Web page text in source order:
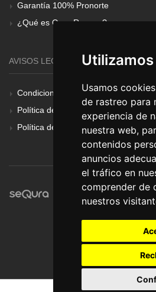
Usamos
de rastreo para
experiencia de
nuestra web,
contenidos
anuncios
el tráfico en
comprender de
nuestros
Garantía 100% Pronorte
¿Qué es Gear Renove?
AVISOS LEGALES
Condiciones Generales
Política de Cookies
Política de Privacidad